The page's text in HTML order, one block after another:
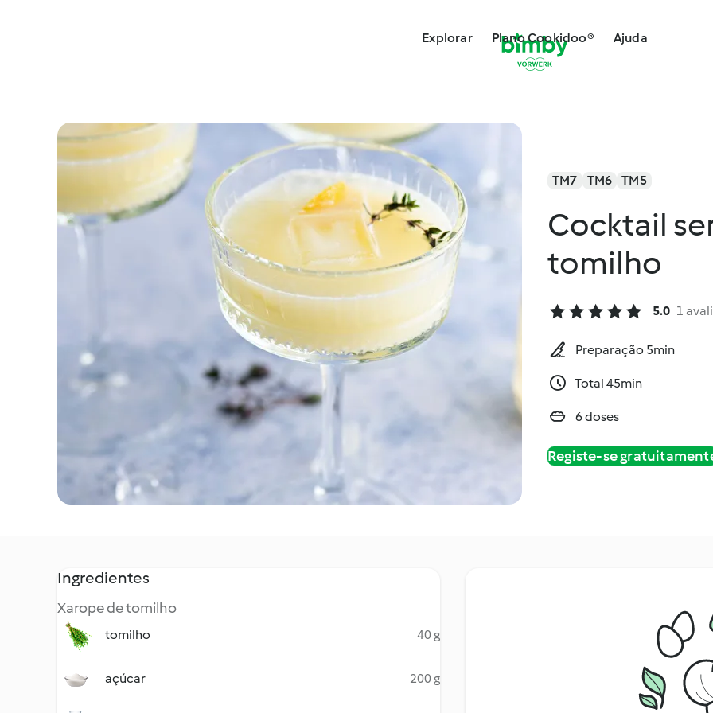
Explorar Plano Cookidoo® Ajuda
TM7 TM6 TM5
Cocktail
tomilho
5.0 1
Preparação 5min
Total 45min
6 doses
Registe-se
Ingredientes
Xarope de tomilho
tomilho 40 g
açúcar 200 g